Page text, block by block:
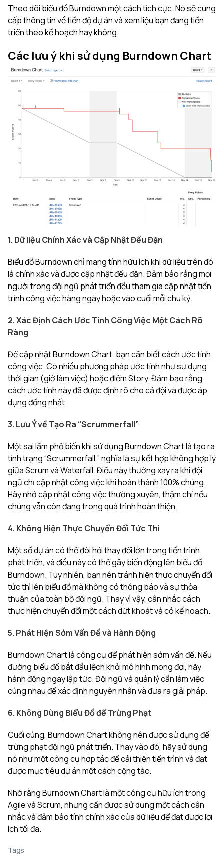
Theo dõi biểu đồ Burndown một cách tích cực. Nó sẽ cung
cấp thông tin về tiến độ dự án và xem liệu bạn đang tiến
triển theo kế hoạch hay không.
Các lưu ý khi sử dụng Burndown Chart
1. Dữ liệu Chính Xác và Cập Nhật Đều Đặn
Biểu đồ Burndown chỉ mang tính hữu ích khi dữ liệu trên đó
là chính xác và được cập nhật đều đặn. Đảm bảo rằng mọi
người trong đội ngũ phát triển đều tham gia cập nhật tiến
trình công việc hàng ngày hoặc vào cuối mỗi chu kỳ.
2. Xác Định Cách Ước Tính Công Việc Một Cách Rõ
Ràng
Để cập nhật Burndown Chart, bạn cần biết cách ước tính
công việc. Có nhiều phương pháp ước tính như sử dụng
thời gian (giờ làm việc) hoặc điểm Story. Đảm bảo rằng
cách ước tính này đã được định rõ cho cả đội và được áp
dụng đồng nhất.
3. Lưu Ý về Tạo Ra “Scrummerfall”
Một sai lầm phổ biến khi sử dụng Burndown Chart là tạo ra
tình trạng “Scrummerfall,” nghĩa là sự kết hợp không hợp lý
giữa Scrum và Waterfall. Điều này thường xảy ra khi đội
ngũ chỉ cập nhật công việc khi hoàn thành 100% chúng.
Hãy nhớ cập nhật công việc thường xuyên, thậm chí nếu
chúng vẫn còn đang trong quá trình hoàn thiện.
4. Không Hiện Thực Chuyển Đổi Tức Thì
Một số dự án có thể đòi hỏi thay đổi lớn trong tiến trình
phát triển, và điều này có thể gây biến động lên biểu đồ
Burndown. Tuy nhiên, bạn nên tránh hiện thực chuyển đổi
tức thì lên biểu đồ mà không có thông báo và sự thỏa
thuận của toàn bộ đội ngũ. Thay vì vậy, cân nhắc cách
thực hiện chuyển đổi một cách dứt khoát và có kế hoạch.
5. Phát Hiện Sớm Vấn Đề và Hành Động
Burndown Chart là công cụ để phát hiện sớm vấn đề. Nếu
đường biểu đồ bắt đầu lệch khỏi mô hình mong đợi, hãy
hành động ngay lập tức. Đội ngũ và quản lý cần làm việc
cùng nhau để xác định nguyên nhân và đưa ra giải pháp.
6. Không Dùng Biểu Đồ để Trừng Phạt
Cuối cùng, Burndown Chart không nên được sử dụng để
trừng phạt đội ngũ phát triển. Thay vào đó, hãy sử dụng
nó như một công cụ hợp tác để cải thiện tiến trình và đạt
được mục tiêu dự án một cách cộng tác.
Nhớ rằng Burndown Chart là một công cụ hữu ích trong
Agile và Scrum, nhưng cần được sử dụng một cách cân
nhắc và đảm bảo tính chính xác của dữ liệu để đạt được lợi
ích tối đa.
Tags